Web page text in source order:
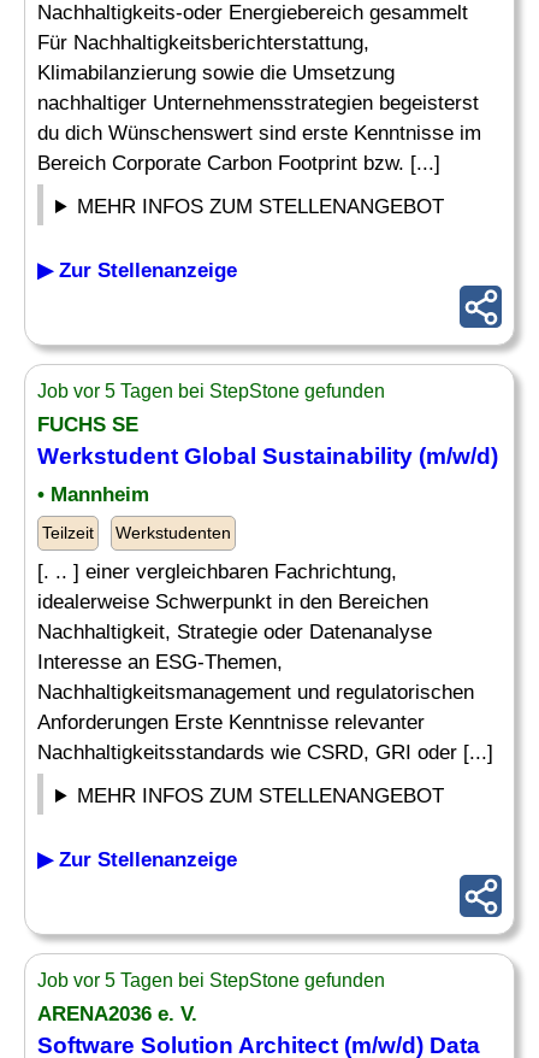
Nachhaltigkeits-oder Energiebereich gesammelt
Für Nachhaltigkeitsberichterstattung,
Klimabilanzierung sowie die Umsetzung
nachhaltiger Unternehmensstrategien begeisterst
du dich Wünschenswert sind erste Kenntnisse im
Bereich Corporate Carbon Footprint bzw. [...]
MEHR INFOS ZUM STELLENANGEBOT
▶ Zur Stellenanzeige
Job vor 5 Tagen bei StepStone gefunden
FUCHS SE
Werkstudent Global Sustainability (m/w/d)
• Mannheim
Teilzeit Werkstudenten
[. .. ] einer vergleichbaren Fachrichtung,
idealerweise Schwerpunkt in den Bereichen
Nachhaltigkeit, Strategie oder Datenanalyse
Interesse an ESG-Themen,
Nachhaltigkeitsmanagement und regulatorischen
Anforderungen Erste Kenntnisse relevanter
Nachhaltigkeitsstandards wie CSRD, GRI oder [...]
MEHR INFOS ZUM STELLENANGEBOT
▶ Zur Stellenanzeige
Job vor 5 Tagen bei StepStone gefunden
ARENA2036 e. V.
Software Solution Architect (m/w/d) Data